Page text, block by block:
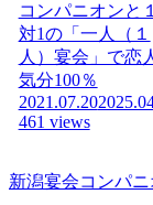
コンパニオンと１
対1の「一人（１
人）宴会」で恋
気分100％
2021.07.20
461 views
新潟宴会コンパ